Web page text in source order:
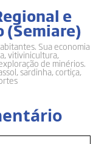
e
(Semiare)
Sua economia
vitivinicultura,
de minérios.
sardinha, cortiça,